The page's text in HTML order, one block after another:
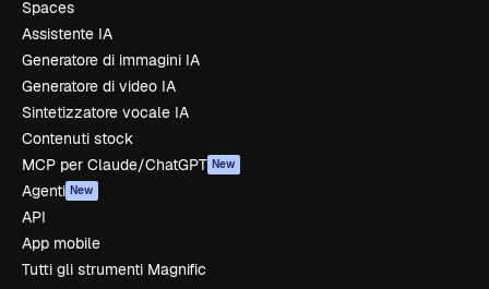
Spaces
Assistente IA
Generatore di immagini IA
Generatore di video IA
Sintetizzatore vocale IA
Contenuti stock
MCP per Claude/ChatGPT New
Agenti New
API
App mobile
Tutti gli strumenti Magnific